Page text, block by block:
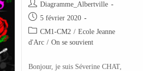
Diagramme_Albertville
5 février 2020
CM1-CM2 / Ecole Jeanne
d'Arc / On se souvient
Bonjour, je suis Séverine CHAT,